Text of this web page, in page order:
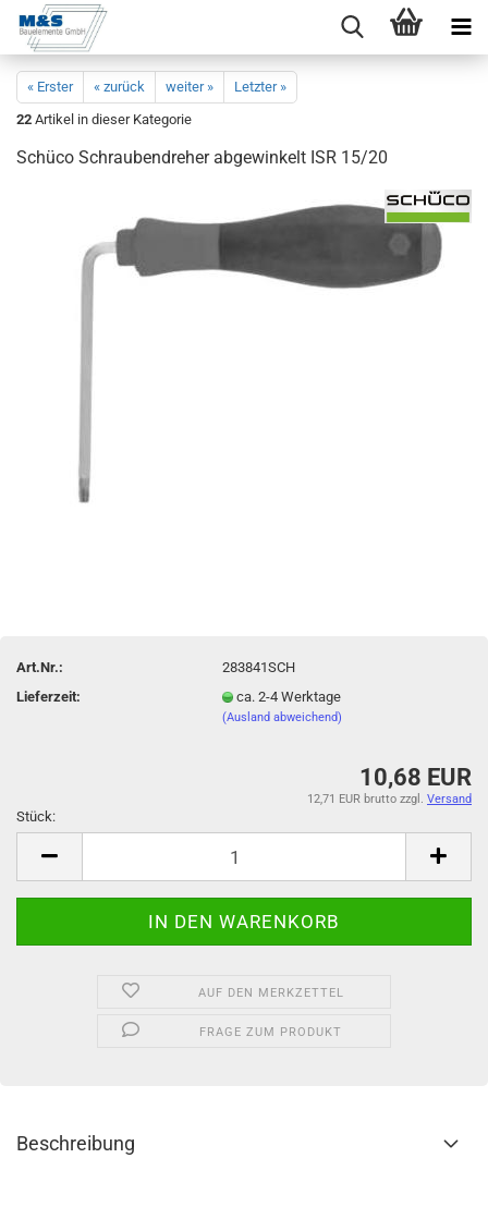
« Erster « zurück weiter »
Letzter »
22 Artikel in dieser Kategorie
Schü­co Schrau­ben­dre­her ab­ge­win­kelt ISR 15/20
Art.Nr.:
283841SCH
Lieferzeit:
ca. 2-4 Werktage
(Ausland abweichend)
10,68 EUR
12,71 EUR brutto zzgl. Versand
Stück:
AUF DEN MERKZETTEL
FRAGE ZUM PRODUKT
Beschreibung